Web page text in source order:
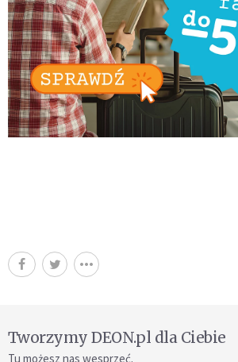
Tworzymy DEON.pl dla Ciebie
Tu możesz nas wesprzeć.